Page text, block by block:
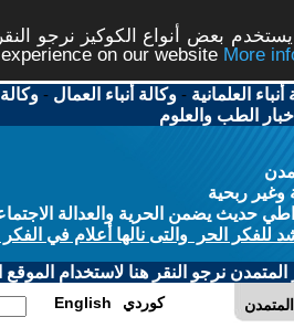
بعض أنواع الكوكيز نرجو
on our website
أنباء العلمانية -وكالة أنباء العمال -
اخبار الطب والعلوم
وغير ربحية
حديث يضمن الحرية والعدالة
للفكر الحر والتى نالها أعلام في الفكر
نرجو النقر هنا لاستخدام الموقع
English كوردي